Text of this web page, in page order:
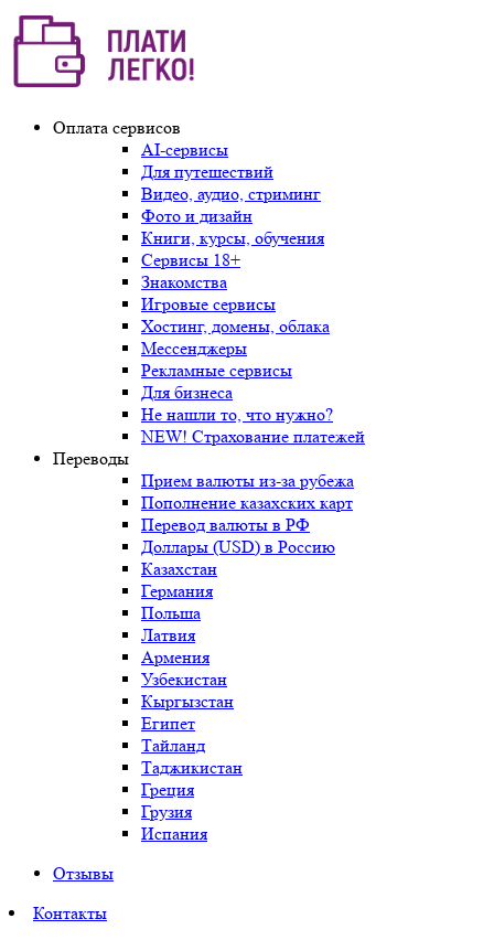
Оплата сервисов
AI-сервисы
Для путешествий
Видео, аудио, стриминг
Фото и дизайн
Книги, курсы, обучения
Сервисы 18+
Знакомства
Игровые сервисы
Хостинг, домены, облака
Мессенджеры
Рекламные сервисы
Для бизнеса
Не нашли то, что нужно?
NEW! Страхование платежей
Переводы
Прием валюты из-за рубежа
Пополнение казахских карт
Перевод валюты в РФ
Доллары (USD) в Россию
Казахстан
Германия
Польша
Латвия
Армения
Узбекистан
Кыргызстан
Египет
Тайланд
Таджикистан
Греция
Грузия
Испания
Отзывы
Контакты